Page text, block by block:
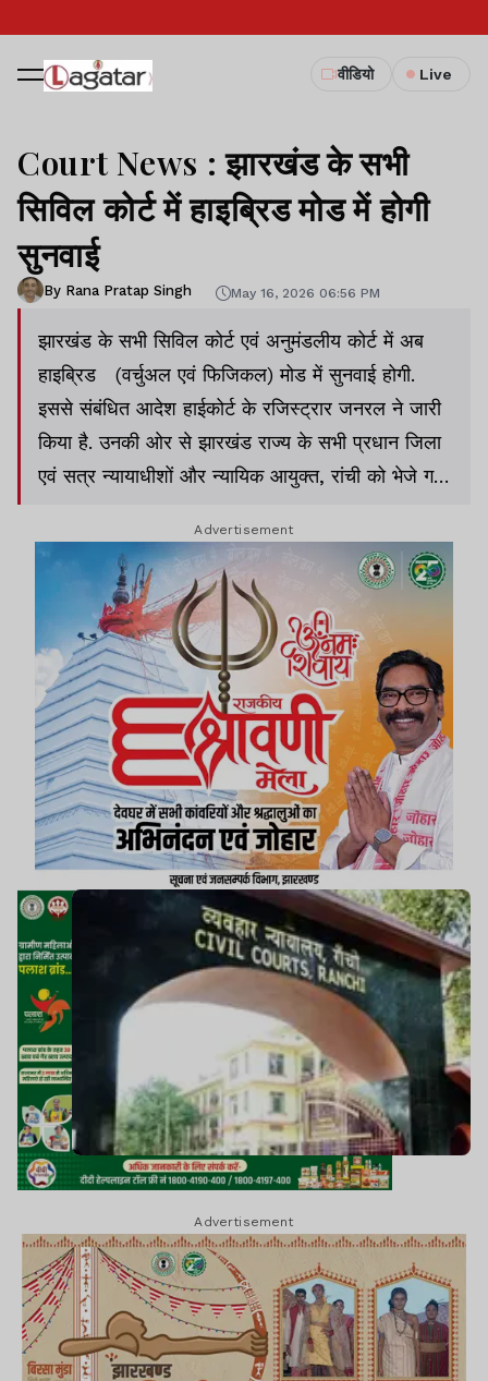
वीडियो Live
Court News : झारखंड के सभी
सिविल कोर्ट में हाइब्रिड मोड में होगी
सुनवाई
By Rana Pratap Singh May 16, 2026 06:56 PM
झारखंड के सभी सिविल कोर्ट एवं अनुमंडलीय कोर्ट में अब
हाइब्रिड (वर्चुअल एवं फिजिकल) मोड में सुनवाई होगी.
इससे संबंधित आदेश हाईकोर्ट के रजिस्ट्रार जनरल ने जारी
किया है. उनकी ओर से झारखंड राज्य के सभी प्रधान जिला
एवं सत्र न्यायाधीशों और न्यायिक आयुक्त, रांची को भेजे गए
अस्थायी उपाय लागू करने का निर्देश दिया गया है.
Advertisement
Advertisement